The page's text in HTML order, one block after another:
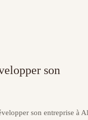
son
son entreprise à